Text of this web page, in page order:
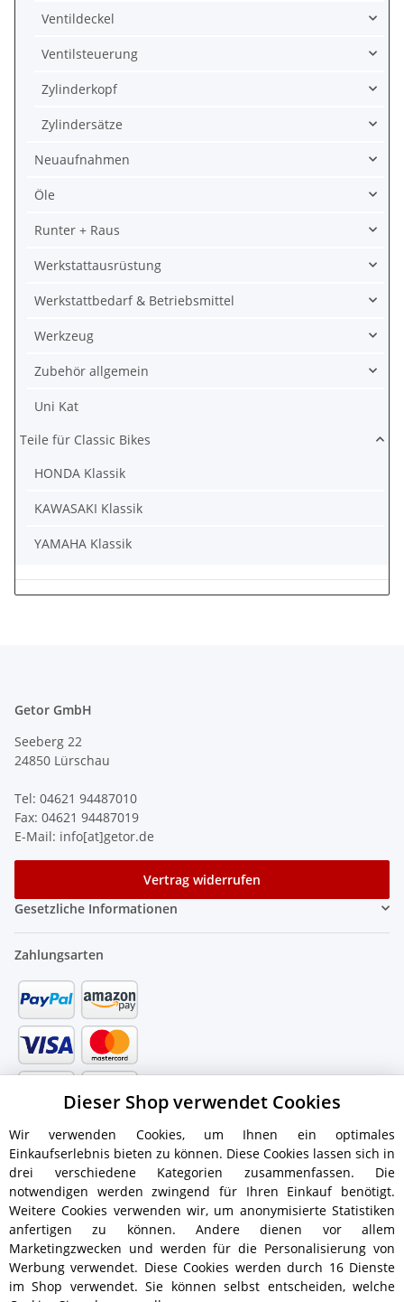
Ventildeckel
Ventilsteuerung
Zylinderkopf
Zylindersätze
Neuaufnahmen
Öle
Runter + Raus
Werkstattausrüstung
Werkstattbedarf & Betriebsmittel
Werkzeug
Zubehör allgemein
Uni Kat
Teile für Classic Bikes
HONDA Klassik
KAWASAKI Klassik
YAMAHA Klassik
Getor GmbH
Seeberg 22
24850 Lürschau
Tel: 04621 94487010
Fax: 04621 94487019
E-Mail: info[at]getor.de
Vertrag widerrufen
Gesetzliche Informationen
Zahlungsarten
Versandinformationen
Dieser Shop verwendet Cookies
Wir verwenden Cookies, um Ihnen ein optimales
Einkaufserlebnis bieten zu können. Diese Cookies lassen sich in
drei verschiedene Kategorien zusammenfassen. Die
notwendigen werden zwingend für Ihren Einkauf benötigt.
Weitere Cookies verwenden wir, um anonymisierte Statistiken
anfertigen zu können. Andere dienen vor allem
Marketingzwecken und werden für die Personalisierung von
Werbung verwendet. Diese Cookies werden durch 16 Dienste
im Shop verwendet. Sie können selbst entscheiden, welche